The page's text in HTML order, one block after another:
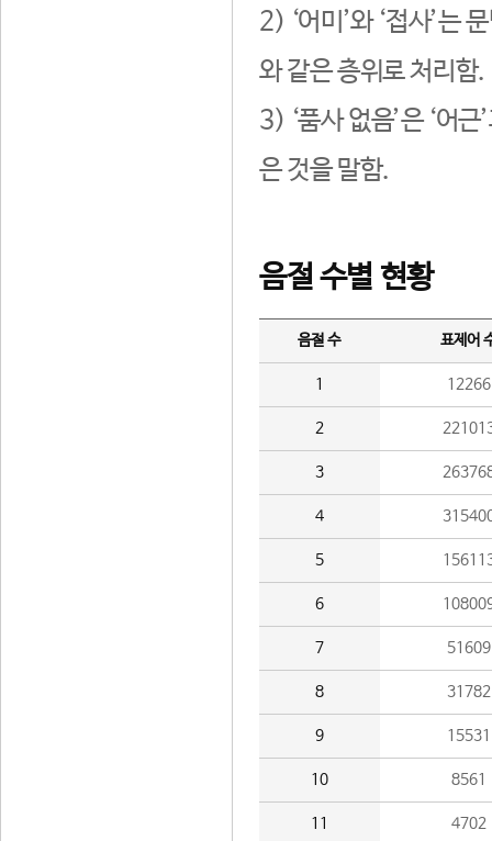
2) ‘어미’와 ‘접사’는
와 같은 층위로 처리함.
3) ‘품사 없음’은 ‘어
은 것을 말함.
음절 수별 현황
음절 수 표제어
1 12266
2
3
4
5
6
7 51609
8 31782
9 15531
10 8561
11 4702